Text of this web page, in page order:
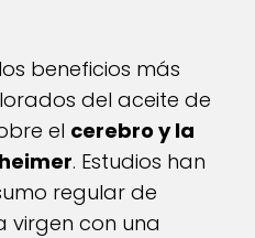
beneficios más
del aceite de
el cerebro y la
. Estudios han
regular de
virgen con una